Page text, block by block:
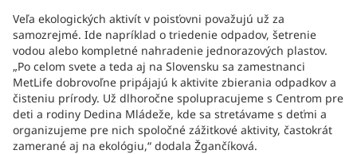
Veľa ekologických aktivít v poisťovni považujú už za
samozrejmé. Ide napríklad o triedenie odpadov, šetrenie
vodou alebo kompletné nahradenie jednorazových plastov.
„Po celom svete a teda aj na Slovensku sa zamestnanci
MetLife dobrovoľne pripájajú k aktivite zbierania odpadkov a
čisteniu prírody. Už dlhoročne spolupracujeme s Centrom pre
deti a rodiny Dedina Mládeže, kde sa stretávame s deťmi a
organizujeme pre nich spoločné zážitkové aktivity, častokrát
zamerané aj na ekológiu,“ dodala Žgančíková.